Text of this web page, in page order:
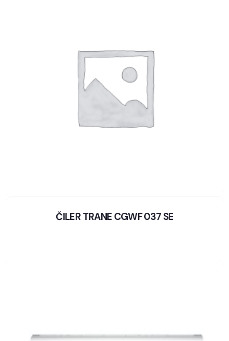
ČILER TRANE CGWF 037 SE